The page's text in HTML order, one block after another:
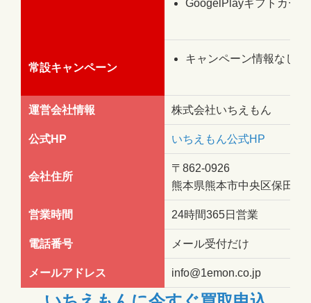
GoogelPlayギフトカード
常設キャンペーン
キャンペーン情報なし
運営会社情報 株式会社いちえもん
公式HP いちえもん公式HP
会社住所
〒862-0926
熊本県熊本市中央区保田窪
営業時間 24時間365日営業
電話番号 メール受付だけ
メールアドレス info@1emon.co.jp